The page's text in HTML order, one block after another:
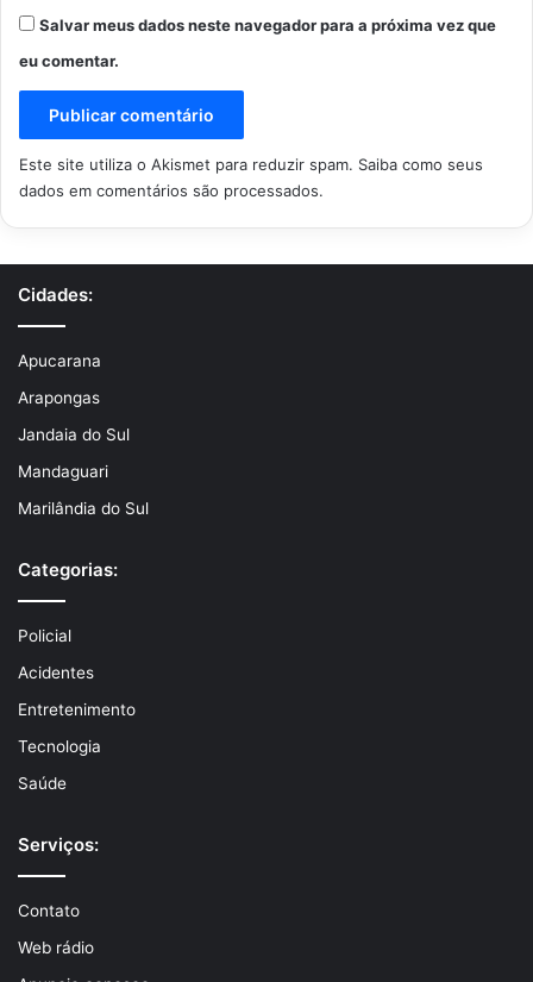
Salvar meus dados neste navegador para a próxima vez que
eu comentar.
Este site utiliza o Akismet para reduzir spam. Saiba como seus
dados em comentários são processados.
Cidades:
Apucarana
Arapongas
Jandaia do Sul
Mandaguari
Marilândia do Sul
Categorias:
Policial
Acidentes
Entretenimento
Tecnologia
Saúde
Serviços:
Contato
Web rádio